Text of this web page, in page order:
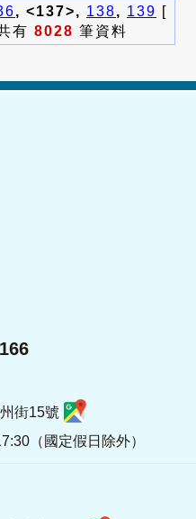
, <137>, 138, 139 [
有 8028 筆資料
街15號
（國定假日除外）